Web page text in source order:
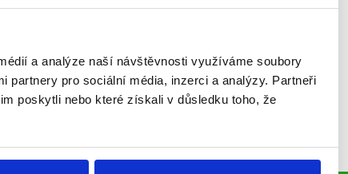
a analýze naší návštěvnosti využíváme soubory
pro sociální média, inzerci a analýzy. Partneři
poskytli nebo které získali v důsledku toho, že
2019
debatu zástupců čtyř stran kandidujících za
parlamentu. U toho jsme
a tak si můžete v naší...